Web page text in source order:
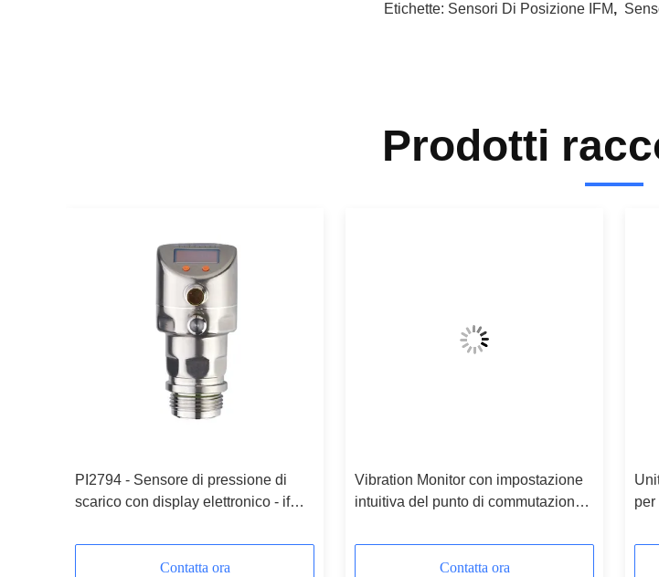
Etichette: Sensori Di Posizione IFM,
Prodotti
PI2794 - Sensore di pressione di
scarico con display elettronico - ifm -
elevata protezione
Contatta ora
Vibration Monitor con impostazione
intuitiva del punto di commutazione
Contatta ora
per